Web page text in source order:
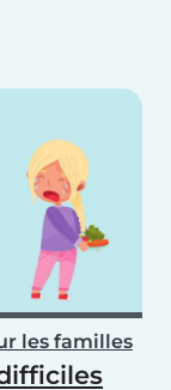
les familles